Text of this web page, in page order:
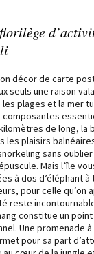
décor de carte
seuls une raison
les plages et la mer
de long, la
les plaisirs
sans
Mais l’île
à dos d’éléphant
pour celle qu’on
reste
constitue un
Une promenade à
pour sa part